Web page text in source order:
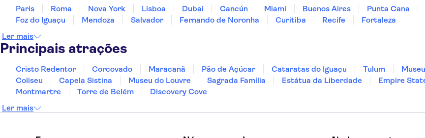
Paris Roma Nova York Lisboa Dubai Cancún Miami Buenos Aires Punta Cana
Foz do Iguaçu
Mendoza Salvador Fernando de Noronha Curitiba Recife
Fortaleza
Ler mais
Principais atrações
Cristo Redentor Corcovado Maracanã Pão de Açúcar Cataratas do Iguaçu Tulum
Coliseu
Capela Sistina Museu do Louvre Sagrada Família Estátua da Liberdade Empire
Montmartre
Torre de Belém
Discovery Cove
Ler mais